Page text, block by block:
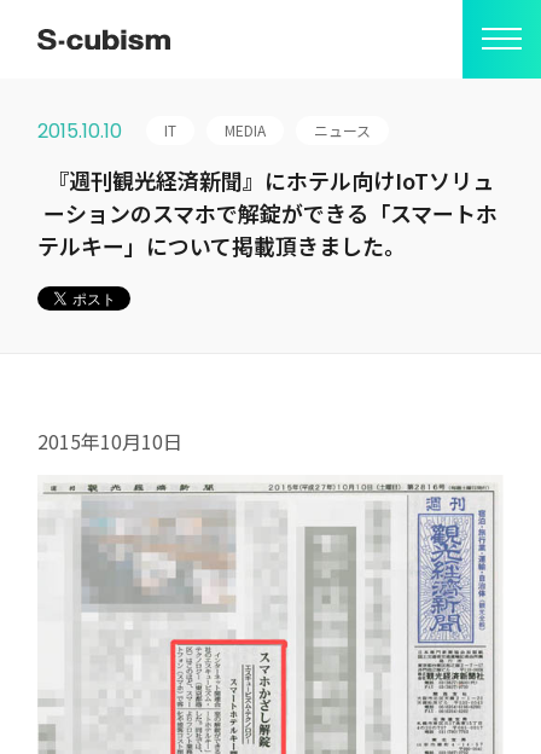
2015.10.10 IT MEDIA ニュース
『週刊観光経済新聞』にホテル向けIoTソリュ
ーションのスマホで解錠ができる「スマートホ
テルキー」について掲載頂きました。
2015年10月10日
会社情報
ミッション
S-cubismの由来
アクセス
事業紹介
事業一覧
リテールソリューション事業
導入事例
アパレルソリューション事業